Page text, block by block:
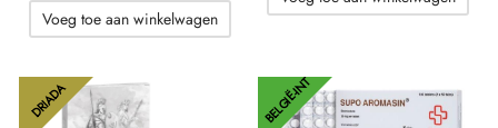
prijs was:
63.55$.
huidige
prijs is:
Voeg toe aan winkelwagen
87.82$.prijs is:
DRIADA BELGIË-INT